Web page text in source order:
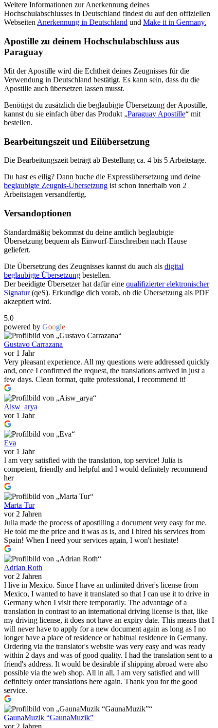
Weitere Informationen zur Anerkennung deines
Hochschulabschlusses in Deutschland findest du auf den offiziellen
WebseitenAnerkennung in Deutschland und Make it in Germany.
Apostille zu deinem Hochschulabschluss aus
Paraguay
Mit der Apostille wird die Echtheit deines Zeugnisses für die
Verwendung in Deutschland bestätigt. Es kann sein, dass du die
Apostille auch übersetzen lassen musst.
Benötigst du zusätzlich die beglaubigte Übersetzung der Apostille,
kannst du sie einfach über das Produkt „Paraguay Apostille“ mit
bestellen.
Bearbeitungszeit und Eilübersetzung
Die Bearbeitungszeit beträgt ab Bestellung ca. 4 bis 5 Arbeitstage.
Du hast es eilig? Dann buche die Expressübersetzung und deine
beglaubigte Zeugnis-Übersetzung ist schon innerhalb von 2
Arbeitstagen versandfertig.
Versandoptionen
Standardmäßig bekommst du deine amtlich beglaubigte
Übersetzung bequem als Einwurf-Einschreiben nach Hause
geliefert.
Die Übersetzung des Zeugnisses kannst du auch als digital
beglaubigte Übersetzung bestellen.
Der beeidigte Übersetzer hat dafür eine qualifizierter elektronischer
Signatur(qeS). Erkundige dich vorab, ob die Übersetzung als PDF
akzeptiert wird.
5.0
powered by Google
Gustavo Carrazana
vor 1 Jahr
Very pleasant experience. All my questions were addressed quickly
and, once I confirmed the request, the translations arrived in just a
few days. Clean format, quite professional, I recommend it!
Aisw_arya
vor 1 Jahr
Eva
vor 1 Jahr
I am very satisfied with the translation, top service! Julia is
competent, friendly and helpful and I would definitely recommend
her
Marta Tur
vor 2 Jahren
Julia made the process of apostilling a document very easy for me.
He told me the price and it was as is, and I hired his services from
Spain! When I need your services again, I won't hesitate!
Adrian Roth
vor 2 Jahren
I live in Mexico. Since I have an unlimited driver's license from
Mexico, I wanted to have it translated so that I can use it to drive in
Germany when I visit there temporarily. The advantage of a
translation in contrast to an international driving license is that, like
my driving license, it does not have an expiry date. This means that I
will never have to apply for a new document again as long as I no
longer have a place of residence or habitual residence in Germany.
Ordering via the translator's website was very easy and was ready
within 2 days and was of good quality. I had the translation sent to a
friend's address. It would be desirable if shipping abroad were also
possible via the web shop. All in all, I am very satisfied and will
definitely order translations here again. Thank you for the good
service.
GaunaMuzik “GaunaMuzik”
vor 2 Jahren